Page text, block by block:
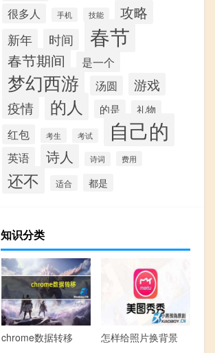
很多人 手机 技能 攻略
新年 时间 春节
春节期间 是一个
梦幻西游 汤圆
游戏
疫情
的人 的是 礼物
红包 考生 考试 自己的
英语 诗人 诗词 费用
还不 适合 都是
知识分类
chrome数据转移 怎样给照片换背景